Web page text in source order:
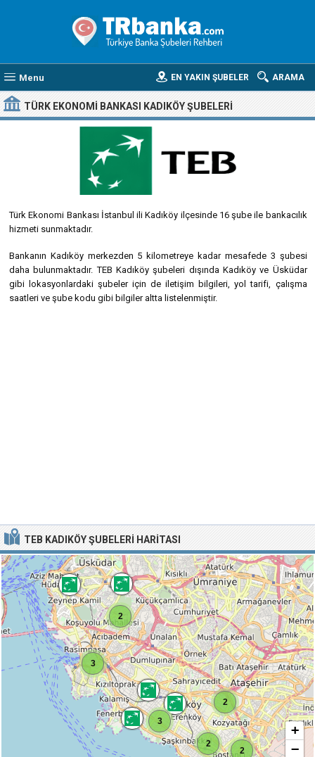
Menu ARAMA
EN YAKIN ŞUBELER
TÜRK EKONOMI BANKASI KADIKÖY ŞUBELERI
Türk Ekonomi Bankası İstanbul ili Kadıköy ilçesinde 16 şube ile bankacılık
hizmeti sunmaktadır.
Bankanın Kadıköy merkezden 5 kilometreye kadar mesafede 3 şubesi
daha bulunmaktadır. TEB Kadıköy şubeleri dışında Kadıköy ve Üsküdar
gibi lokasyonlardaki şubeler için de iletişim bilgileri, yol tarifi, çalışma
saatleri ve şube kodu gibi bilgiler altta listelenmiştir.
TEB KADIKÖY ŞUBELERI HARITASI
2
2
2
2
3
3
+
−